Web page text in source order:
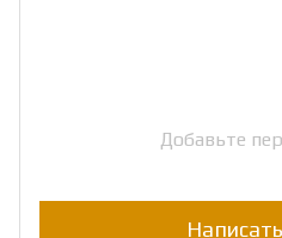
Добавьте